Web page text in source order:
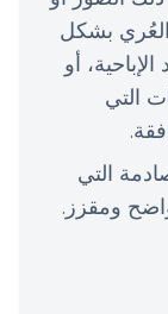
بشكل
أو
التي
التي
ومقزز.